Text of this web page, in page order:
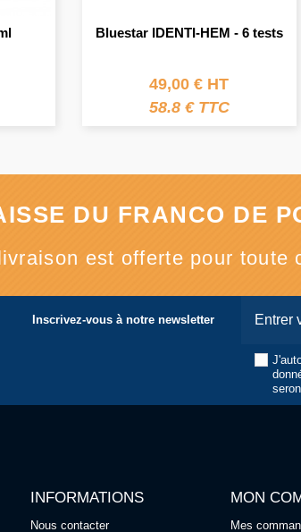
Bluestar IDENTI-HEM - 6 tests
49,00 € HT
58.8 € TTC
DU FRANCO DE
est offerte pour toute
Inscrivez-vous à notre newsletter
INFORMATIONS
Nous contacter
MON
Mes